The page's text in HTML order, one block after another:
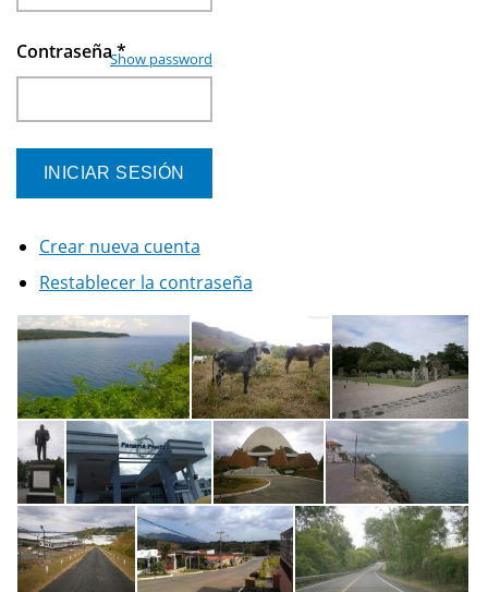
Contraseña*
Show password
Crear nueva cuenta
Restablecer la contraseña